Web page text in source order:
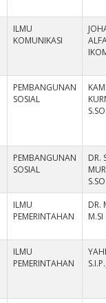
ILMU
KOMUNIKASI
PEMBANGUNAN
SOSIAL
PEMBANGUNAN
SOSIAL
DR.
ILMU
PEMERINTAHAN
DR.
M.SI
ILMU
PEMERINTAHAN